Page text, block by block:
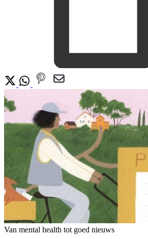
Van mental health tot goed nieuws